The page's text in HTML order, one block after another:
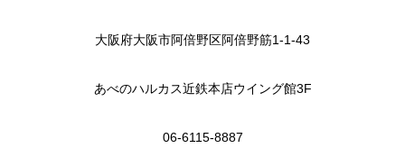
大阪府大阪市阿倍野区阿倍野筋1-1-43
あべのハルカス近鉄本店ウイング館3F
06-6115-8887